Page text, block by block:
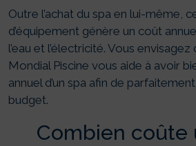
Outre l’achat du spa en lui-même,
d’équipement génère un coût
l’eau et l’électricité. Vous envisagez
Mondial Piscine vous aide à avoir
annuel d’un spa afin de
budget.
Combien coûte